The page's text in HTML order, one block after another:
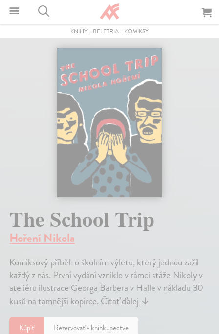
KNIHY - BELETRIA - KOMIKSY
The School Trip
Hoření Nikola
Komiksový příběh o školním výletu, který jednou zažil
každý z nás. První vydání vzniklo v rámci stáže Nikoly v
ateliéru ilustrace Georga Barbera v Halle v nákladu 30
kusů na tamnější kopírce.Čítať ďalej↓
Kúpiť Rezervovať v kníhkupectve